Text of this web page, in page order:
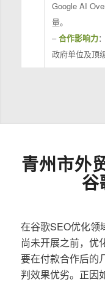
Google AI
量。
–合作影响力
政府单位及顶
青州市外
谷
在谷歌SEO优化领
尚未开展之前，优
要在付款合作后的
判效果优劣。正因